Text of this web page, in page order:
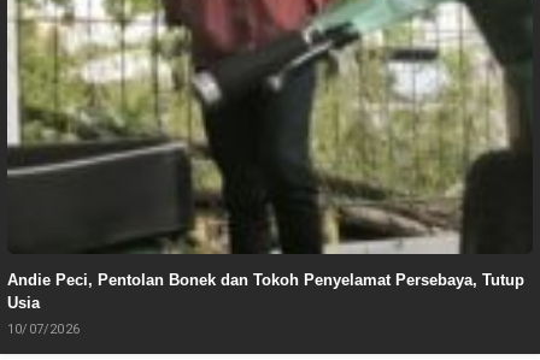
Andie Peci, Pentolan Bonek dan Tokoh Penyelamat Persebaya, Tutup
Usia
10/07/2026